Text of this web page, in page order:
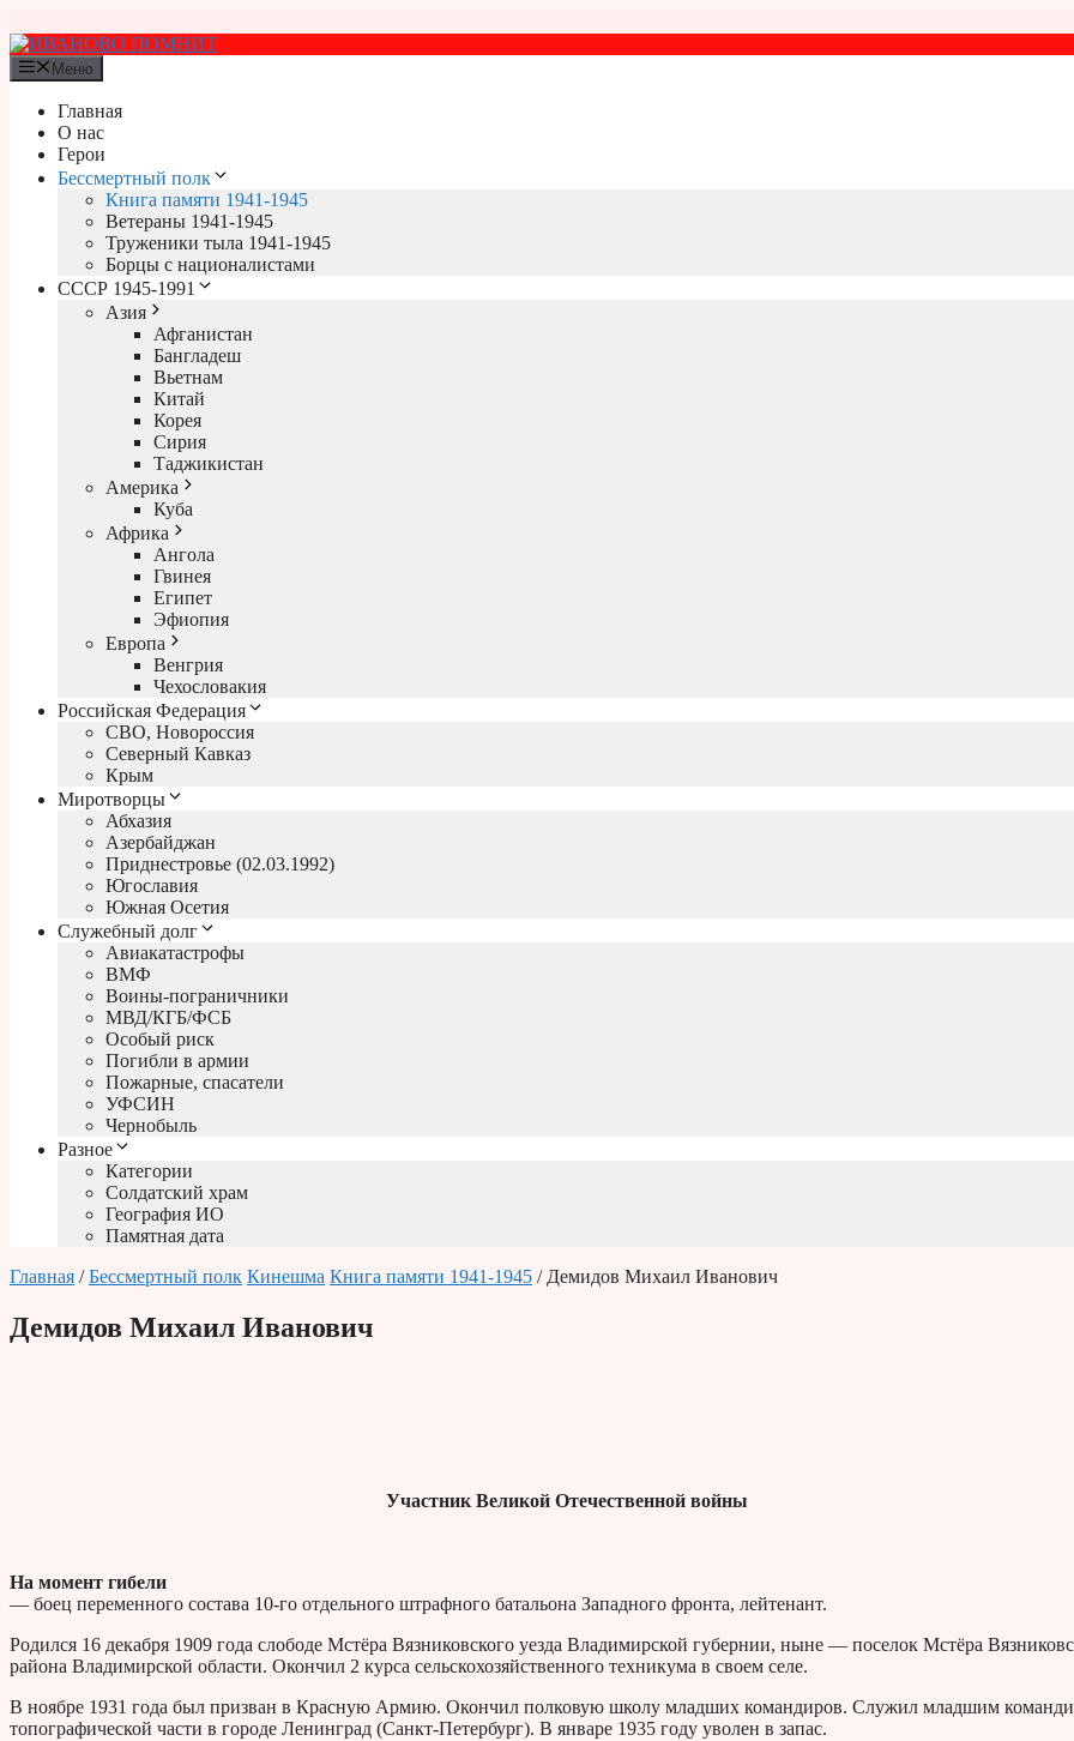
к
содержимому
Меню
Главная
О нас
Герои
Бессмертный полк
Книга памяти 1941-1945
Ветераны 1941-1945
Труженики тыла 1941-1945
Борцы с националистами
СССР 1945-1991
Азия
Афганистан
Бангладеш
Вьетнам
Китай
Корея
Сирия
Таджикистан
Америка
Куба
Африка
Ангола
Гвинея
Египет
Эфиопия
Европа
Венгрия
Чехословакия
Российская Федерация
СВО, Новороссия
Северный Кавказ
Крым
Миротворцы
Абхазия
Азербайджан
Приднестровье (02.03.1992)
Югославия
Южная Осетия
Служебный долг
Авиакатастрофы
ВМФ
Воины-пограничники
МВД/КГБ/ФСБ
Особый риск
Погибли в армии
Пожарные, спасатели
УФСИН
Чернобыль
Разное
Категории
Солдатский храм
География ИО
Памятная дата
Главная /Бессмертный полк Кинешма Книга памяти 1941-1945 / Демидов Михаил Иванович
Демидов Михаил Иванович
Участник Великой Отечественной войны
На момент гибели
— боец переменного состава 10-го отдельного штрафного батальона Западного фронта, лейтенант.
Родился 16 декабря 1909 года слободе Мстёра Вязниковского уезда Владимирской губернии, ныне — поселок Мстёра
района Владимирской области. Окончил 2 курса сельскохозяйственного техникума в своем селе.
В ноябре 1931 года был призван в Красную Армию. Окончил полковую школу младших командиров. Служил младшим
топографической части в городе Ленинград (Санкт-Петербург). В январе 1935 году уволен в запас.